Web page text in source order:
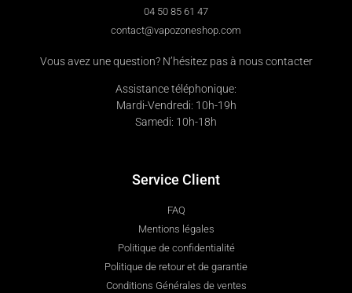
04 50 85 61 47
contact@vapozoneshop.com
Vous avez une question? N’hésitez pas à nous contacter
Assistance téléphonique:
Mardi-Vendredi: 10h-19h
Samedi: 10h-18h
Service Client
FAQ
Mentions légales
Politique de confidentialité
Politique de retour et de garantie
Conditions Générales de ventes